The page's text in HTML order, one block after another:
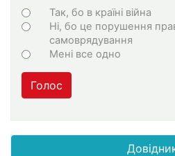
Choices
Так, бо в країні війна
Ні, бо це порушення
самоврядування
Мені все одно
Голос